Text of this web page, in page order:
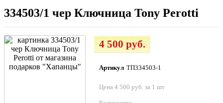
334503/1 чер Ключница Tony Perotti
4 500 руб.
Артикул ТП334503-1
Цена 4 500 руб. за 1 шт